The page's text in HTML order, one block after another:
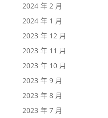
2024 年 2 月
2024 年 1 月
2023 年 12 月
2023 年 11 月
2023 年 10 月
2023 年 9 月
2023 年 8 月
2023 年 7 月